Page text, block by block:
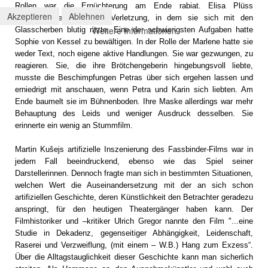
Rollen war die Ernüchterung am Ende rabiat. Elisa Plüss
demonstrierte die innere Verletzung, in dem sie sich mit den
Glasscherben blutig ritzte. Eine der schwierigsten Aufgaben hatte
Sophie von Kessel zu bewältigen. In der Rolle der Marlene hatte sie
weder Text, noch eigene aktive Handlungen. Sie war gezwungen, zu
reagieren. Sie, die ihre Brötchengeberin hingebungsvoll liebte,
musste die Beschimpfungen Petras über sich ergehen lassen und
erniedrigt mit anschauen, wenn Petra und Karin sich liebten. Am
Ende baumelt sie im Bühnenboden. Ihre Maske allerdings war mehr
Behauptung des Leids und weniger Ausdruck desselben. Sie
erinnerte ein wenig an Stummfilm.
Martin Kušejs artifizielle Inszenierung des Fassbinder-Films war in
jedem Fall beeindruckend, ebenso wie das Spiel seiner
Darstellerinnen. Dennoch fragte man sich in bestimmten Situationen,
welchen Wert die Auseinandersetzung mit der an sich schon
artifiziellen Geschichte, deren Künstlichkeit den Betrachter geradezu
anspringt, für den heutigen Theatergänger haben kann. Der
Filmhistoriker und –kritiker Ulrich Gregor nannte den Film "...eine
Studie in Dekadenz, gegenseitiger Abhängigkeit, Leidenschaft,
Raserei und Verzweiflung, (mit einem – W.B.) Hang zum Exzess“.
Über die Alltagstauglichkeit dieser Geschichte kann man sicherlich
Akzeptieren
Ablehnen
Weitere Informationen